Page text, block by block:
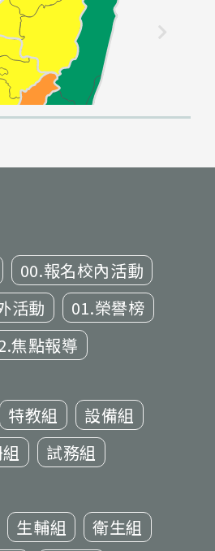
00.報名校內活動
活動
01.榮譽榜
焦點報導
特教組
設備組
試務組
生輔組 衛生組